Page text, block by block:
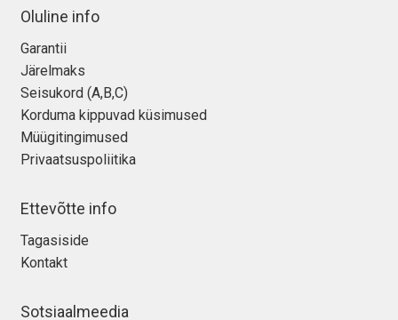
Oluline info
Garantii
Järelmaks
Seisukord (A,B,C)
Korduma kippuvad küsimused
Müügitingimused
Privaatsuspoliitika
Ettevõtte info
Tagasiside
Kontakt
Sotsiaalmeedia